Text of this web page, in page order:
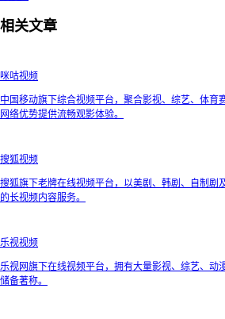
相关文章
咪咕视频
中国移动旗下综合视频平台，聚合影视、综艺、体育
网络优势提供流畅观影体验。
搜狐视频
搜狐旗下老牌在线视频平台，以美剧、韩剧、自制剧
的长视频内容服务。
乐视视频
乐视网旗下在线视频平台，拥有大量影视、综艺、动
储备著称。